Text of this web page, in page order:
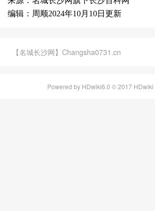
编辑：周顺2024年10月10日更新
【名城长沙网】Changsha0731.cn
Powered by HDwiki6.0 © 2017 HDwiki